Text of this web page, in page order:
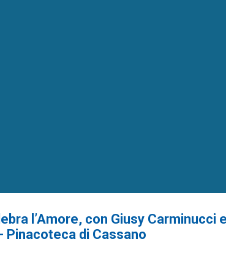
l’Amore, con Giusy Carminucci
Pinacoteca di Cassano